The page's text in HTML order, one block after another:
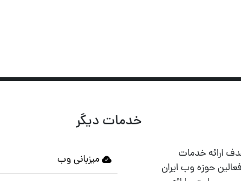
در سال ۱۳۸۶ با هدف ارائه خدمات
حوزه وب ایران
خدمات دیگر
میزبانی وب